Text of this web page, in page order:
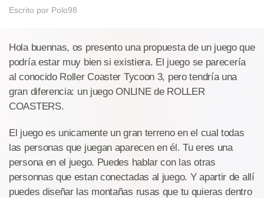
Escrito por Polo98
Hola buennas, os presento una propuesta de un juego que
podría estar muy bien si existiera. El juego se parecería
al conocido Roller Coaster Tycoon 3, pero tendría una
gran diferencia: un juego ONLINE de ROLLER
COASTERS.
El juego es unicamente un gran terreno en el cual todas
las personas que juegan aparecen en él. Tu eres una
persona en el juego. Puedes hablar con las otras
personnas que estan conectadas al juego. Y apartir de allí
puedes diseñar las montañas rusas que tu quieras dentro